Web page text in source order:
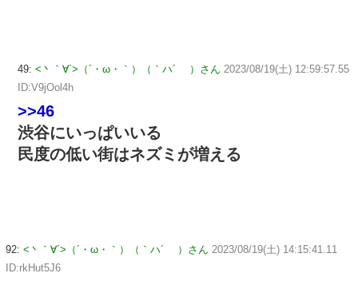
49: <丶｀∀´>（´・ω・｀）（｀ハ´ ）さん 2023/08/19(土) 12:59:57.55
ID:V9jOol4h
>>46
渋谷にいっぱいいる
民度の低い街はネズミが増える
92: <丶｀∀´>（´・ω・｀）（｀ハ´ ）さん 2023/08/19(土) 14:15:41.11
ID:rkHut5J6